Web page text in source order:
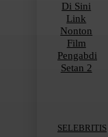
Di Sini
Link
Nonton
Film
Pengabdi
Setan 2
SELEBRITIS